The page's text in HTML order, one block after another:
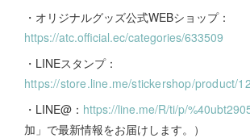
・オリジナルグッズ公式WEBショップ：
https://atc.official.ec/categories/633509
・LINEスタンプ：
https://store.line.me/stickershop/product/
・LINE@： https://line.me/R/ti/p/
加」で最新情報をお届けします。）